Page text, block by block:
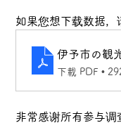
如果您想下载数据，
伊予市の観
下載 PDF •
非常感谢所有参与调